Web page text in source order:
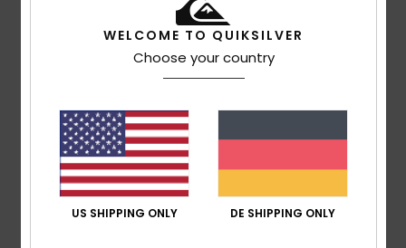
Hervorragendes Preis-Leistungs-Verhältnis und im
Original anzeigen - Français
Komfort: 5/5 Preis-Leistungs-Verhältnis
Perfekte GrößeMaterial: 5/5 Farbe
Ich empfehle dieses Produkt
4
WELCOME TO QUIKSILVER
Choose your country
US SHIPPING ONLY DE SHIPPING ONLY